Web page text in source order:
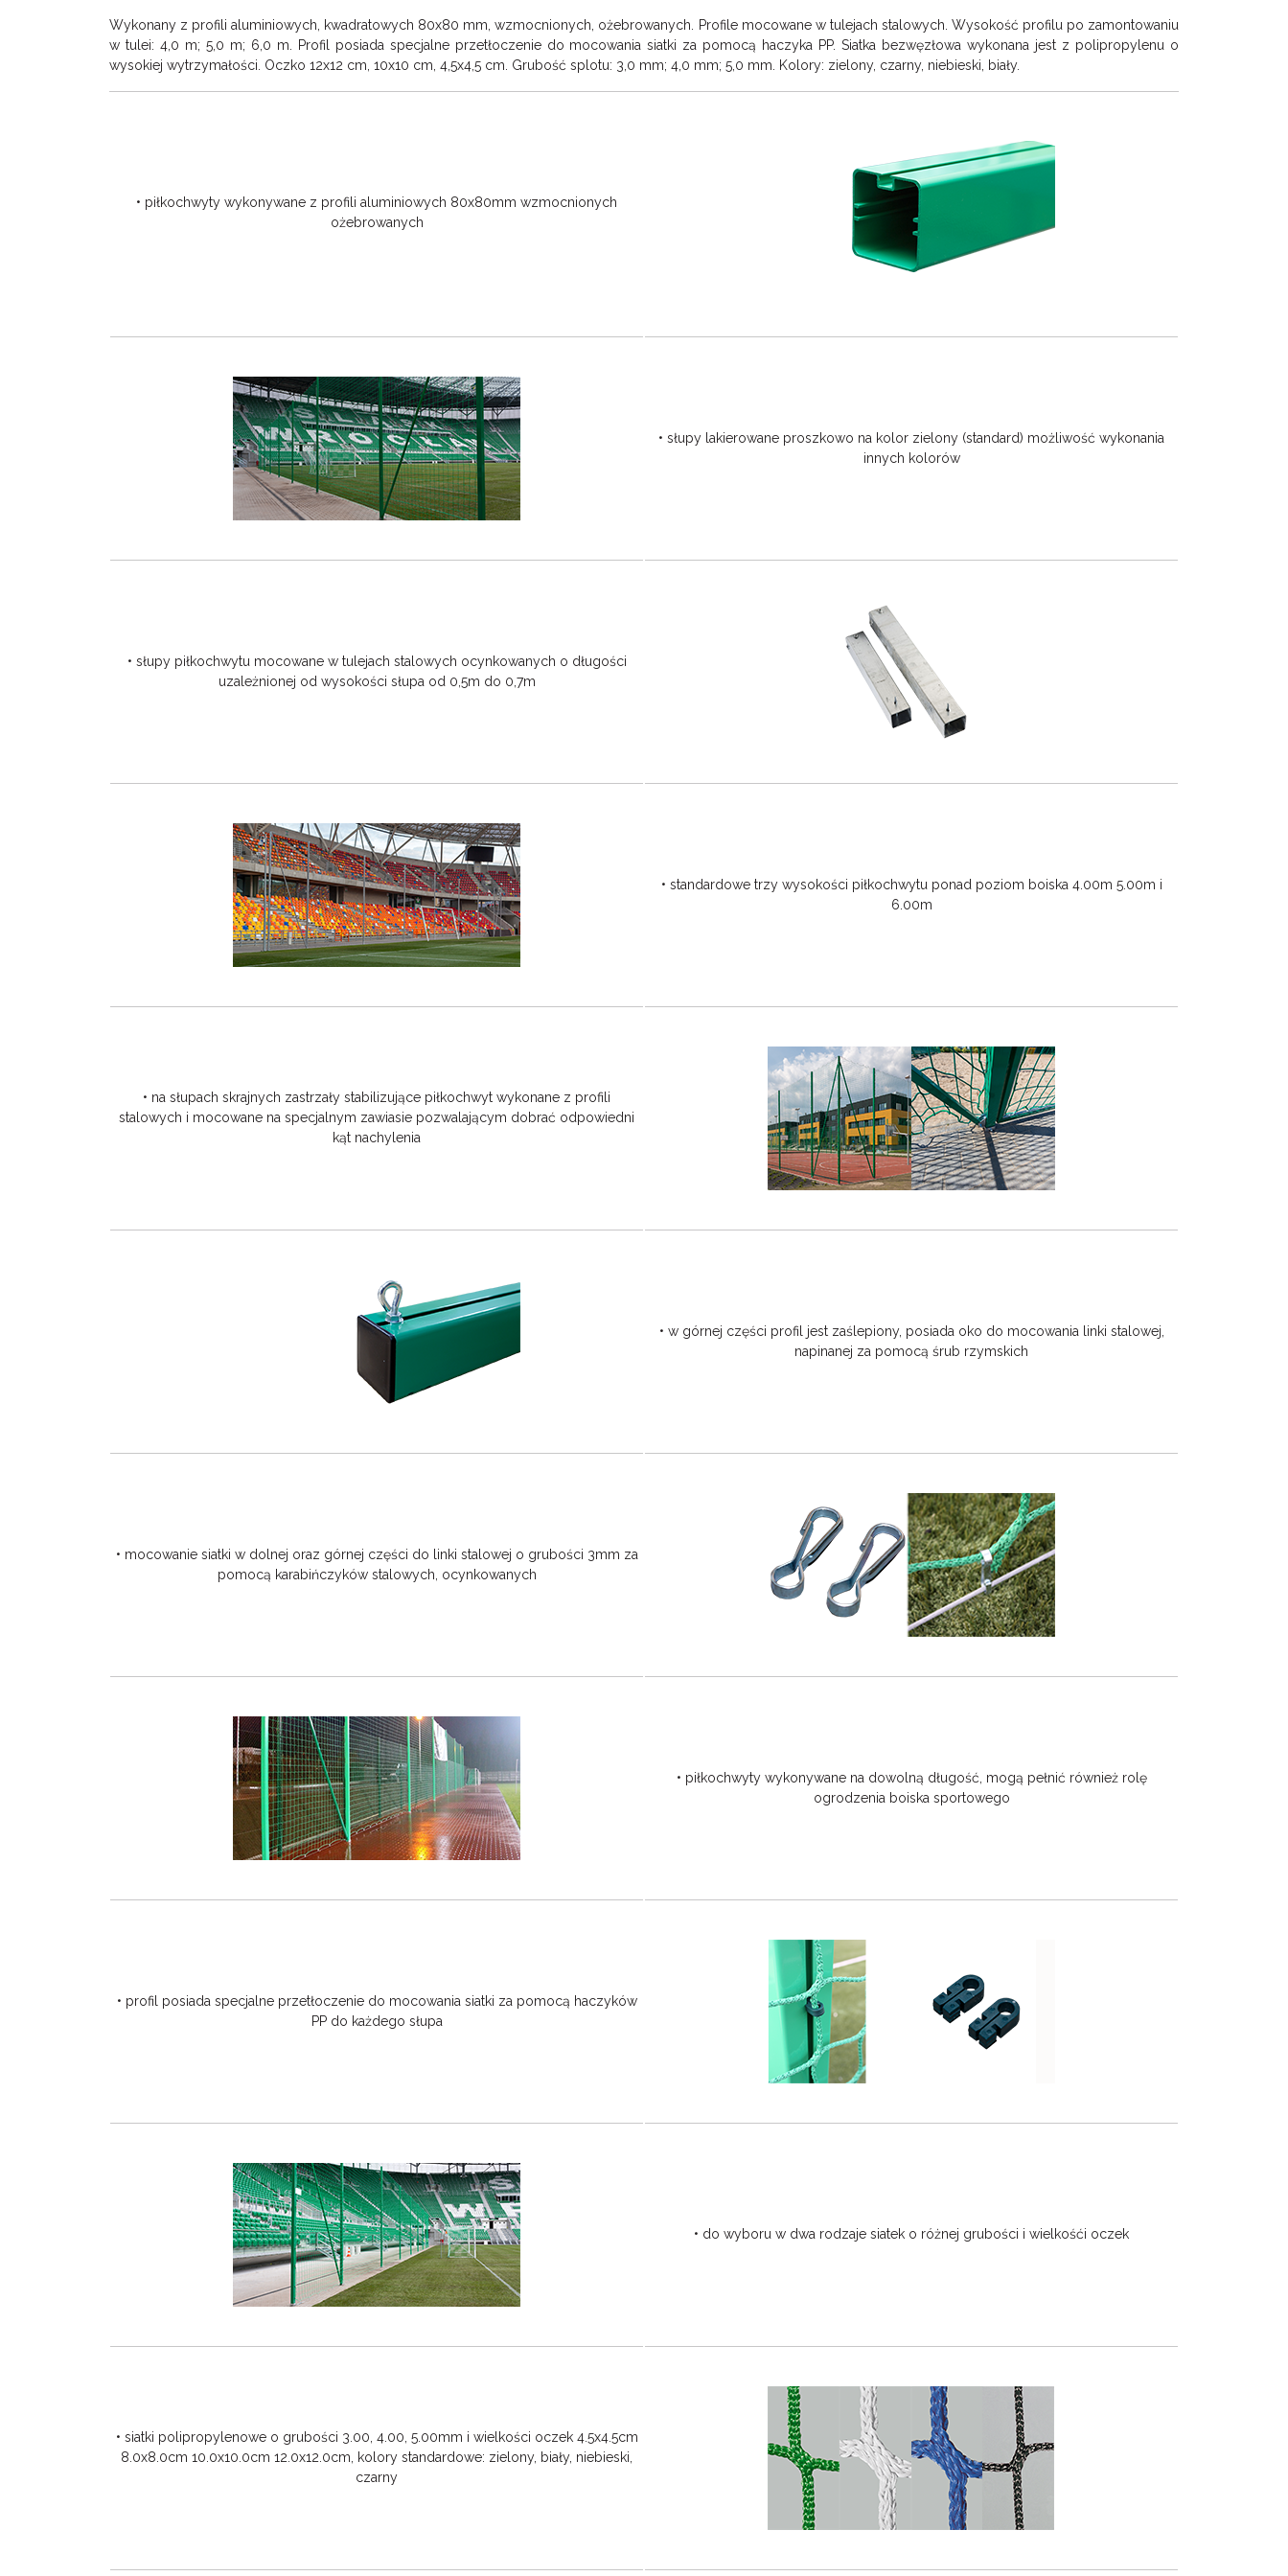
Wykonany z profili aluminiowych, kwadratowych 80x80 mm, wzmocnionych, ożebrowanych. Profile mocowane w tulejach stalowych. Wysokość profilu po zamontowaniu
w tulei: 4,0 m; 5,0 m; 6,0 m. Profil posiada specjalne przetłoczenie do mocowania siatki za pomocą haczyka PP. Siatka bezwęzłowa wykonana jest z polipropylenu o
wysokiej wytrzymałości. Oczko 12x12 cm, 10x10 cm, 4,5x4,5 cm. Grubość splotu: 3,0 mm; 4,0 mm; 5,0 mm. Kolory: zielony, czarny, niebieski, biały.
• piłkochwyty wykonywane z profili aluminiowych 80x80mm wzmocnionych
ożebrowanych
• słupy lakierowane proszkowo na kolor zielony (standard) możliwość wykonania
innych kolorów
• słupy piłkochwytu mocowane w tulejach stalowych ocynkowanych o długości
uzależnionej od wysokości słupa od 0,5m do 0,7m
• standardowe trzy wysokości piłkochwytu ponad poziom boiska 4.00m 5.00m i
6.00m
• na słupach skrajnych zastrzały stabilizujące piłkochwyt wykonane z profili
stalowych i mocowane na specjalnym zawiasie pozwalającym dobrać odpowiedni
kąt nachylenia
• w górnej części profil jest zaślepiony, posiada oko do mocowania linki stalowej,
napinanej za pomocą śrub rzymskich
• mocowanie siatki w dolnej oraz górnej części do linki stalowej o grubości 3mm za
pomocą karabińczyków stalowych, ocynkowanych
• piłkochwyty wykonywane na dowolną długość, mogą pełnić również rolę
ogrodzenia boiska sportowego
• profil posiada specjalne przetłoczenie do mocowania siatki za pomocą haczyków
PP do każdego słupa
• do wyboru w dwa rodzaje siatek o różnej grubości i wielkośći oczek
• siatki polipropylenowe o grubości 3.00, 4.00, 5.00mm i wielkości oczek 4.5x4.5cm
8.0x8.0cm 10.0x10.0cm 12.0x12.0cm, kolory standardowe: zielony, biały, niebieski,
czarny